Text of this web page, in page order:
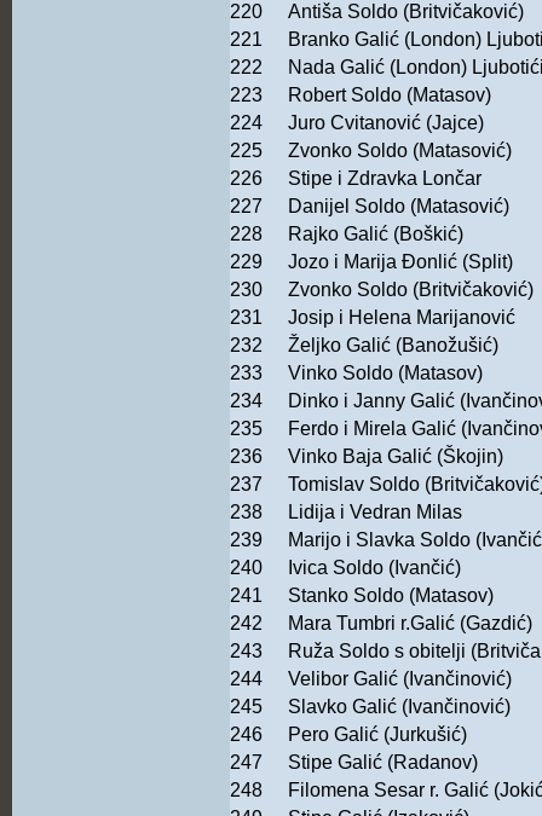
220
Antiša Soldo (Britvičaković)
221
Branko Galić (London)
222
Nada Galić (London)
223
Robert Soldo (Matasov)
224
Juro Cvitanović (Jajce)
225
Zvonko Soldo (Matasović)
226
Stipe i Zdravka Lončar
227
Danijel Soldo (Matasović)
228
Rajko Galić (Boškić)
229
Jozo i Marija Đonlić (Split)
230
Zvonko Soldo (Britvičaković)
231
Josip i Helena Marijanović
232
Željko Galić (Banožušić)
233
Vinko Soldo (Matasov)
234
Dinko i Janny Galić
235
Ferdo i Mirela Galić
236
Vinko Baja Galić (Škojin)
237
Tomislav Soldo
238
Lidija i Vedran Milas
239
Marijo i Slavka Soldo
240
Ivica Soldo (Ivančić)
241
Stanko Soldo (Matasov)
242
Mara Tumbri r.Galić (Gazdić)
243
Ruža Soldo s obitelji
244
Velibor Galić (Ivančinović)
245
Slavko Galić (Ivančinović)
246
Pero Galić (Jurkušić)
247
Stipe Galić (Radanov)
248
Filomena Sesar r. Galić